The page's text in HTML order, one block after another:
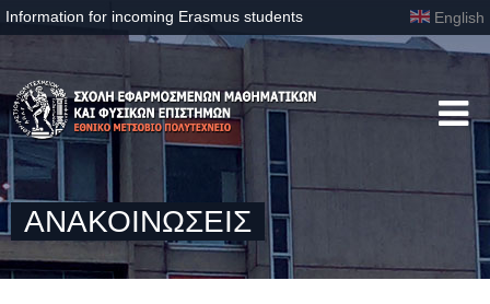
Information for incoming Erasmus students English
ΑΝΑΚΟΙΝΩΣΕΙΣ